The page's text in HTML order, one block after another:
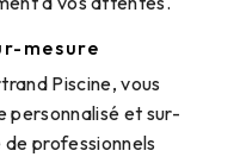
mesure
Piscine, vous
personnalisé et sur-
professionnels